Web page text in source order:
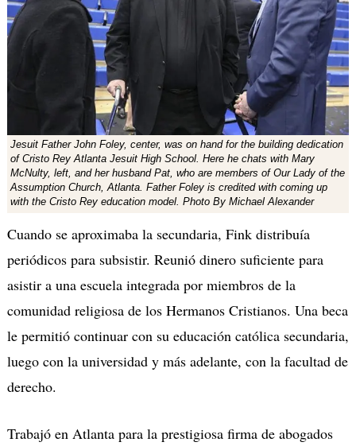
Jesuit Father John Foley, center, was on hand for the building dedication
of Cristo Rey Atlanta Jesuit High School. Here he chats with Mary
McNulty, left, and her husband Pat, who are members of Our Lady of the
Assumption Church, Atlanta. Father Foley is credited with coming up
with the Cristo Rey education model. Photo By Michael Alexander
Cuando se aproximaba la secundaria, Fink distribuía
periódicos para subsistir. Reunió dinero suficiente para
asistir a una escuela integrada por miembros de la
comunidad religiosa de los Hermanos Cristianos. Una beca
le permitió continuar con su educación católica secundaria,
luego con la universidad y más adelante, con la facultad de
derecho.
Trabajó en Atlanta para la prestigiosa firma de abogados